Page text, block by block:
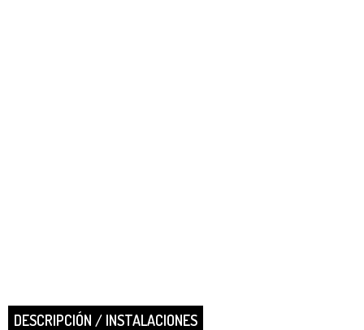
DESCRIPCIÓN / INSTALACIONES